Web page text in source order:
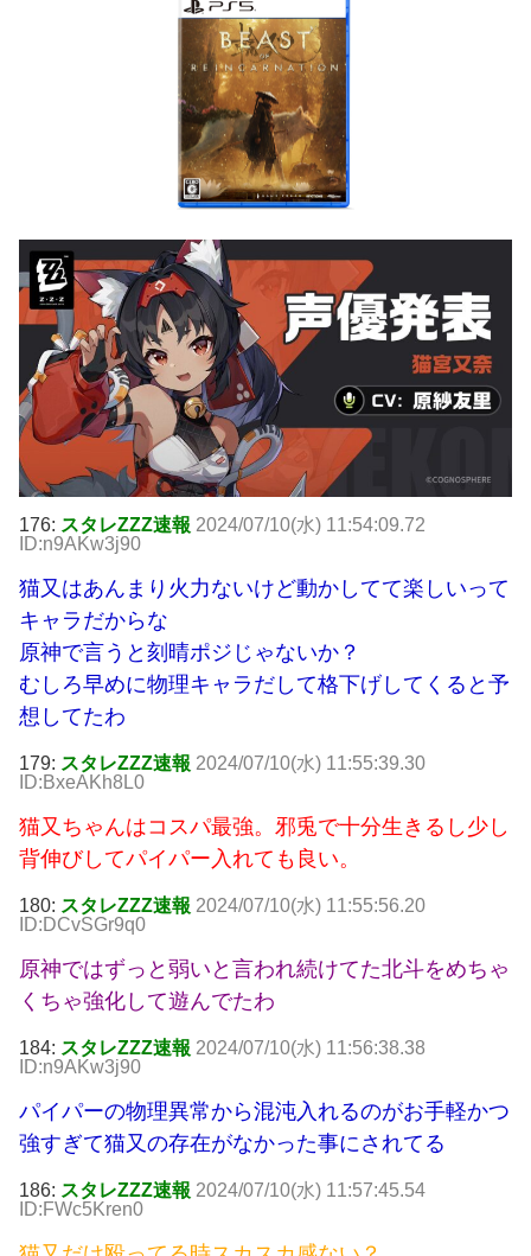
176: スタレZZZ速報 2024/07/10(水) 11:54:09.72
ID:n9AKw3j90
猫又はあんまり火力ないけど動かしてて楽しいって
キャラだからな
原神で言うと刻晴ポジじゃないか？
むしろ早めに物理キャラだして格下げしてくると予
想してたわ
179: スタレZZZ速報 2024/07/10(水) 11:55:39.30
ID:BxeAKh8L0
猫又ちゃんはコスパ最強。邪兎で十分生きるし少し
背伸びしてパイパー入れても良い。
180: スタレZZZ速報 2024/07/10(水) 11:55:56.20
ID:DCvSGr9q0
原神ではずっと弱いと言われ続けてた北斗をめちゃ
くちゃ強化して遊んでたわ
184: スタレZZZ速報 2024/07/10(水) 11:56:38.38
ID:n9AKw3j90
パイパーの物理異常から混沌入れるのがお手軽かつ
強すぎて猫又の存在がなかった事にされてる
186: スタレZZZ速報 2024/07/10(水) 11:57:45.54
ID:FWc5Kren0